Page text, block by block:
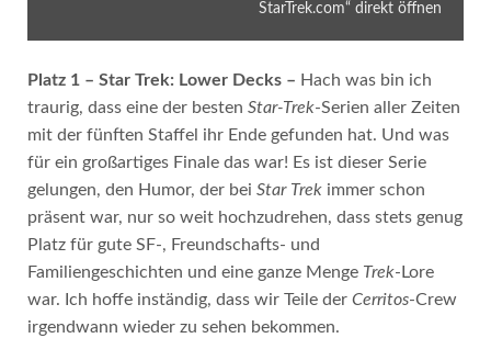
StarTrek.com“ direkt öffnen
Platz 1 – Star Trek: Lower Decks – Hach was bin ich
traurig, dass eine der besten Star-Trek-Serien aller Zeiten
mit der fünften Staffel ihr Ende gefunden hat. Und was
für ein großartiges Finale das war! Es ist dieser Serie
gelungen, den Humor, der bei Star Trekimmer schon
präsent war, nur so weit hochzudrehen, dass stets genug
Platz für gute SF-, Freundschafts- und
Familiengeschichten und eine ganze Menge Trek-Lore
war. Ich hoffe inständig, dass wir Teile der Cerritos-Crew
irgendwann wieder zu sehen bekommen.